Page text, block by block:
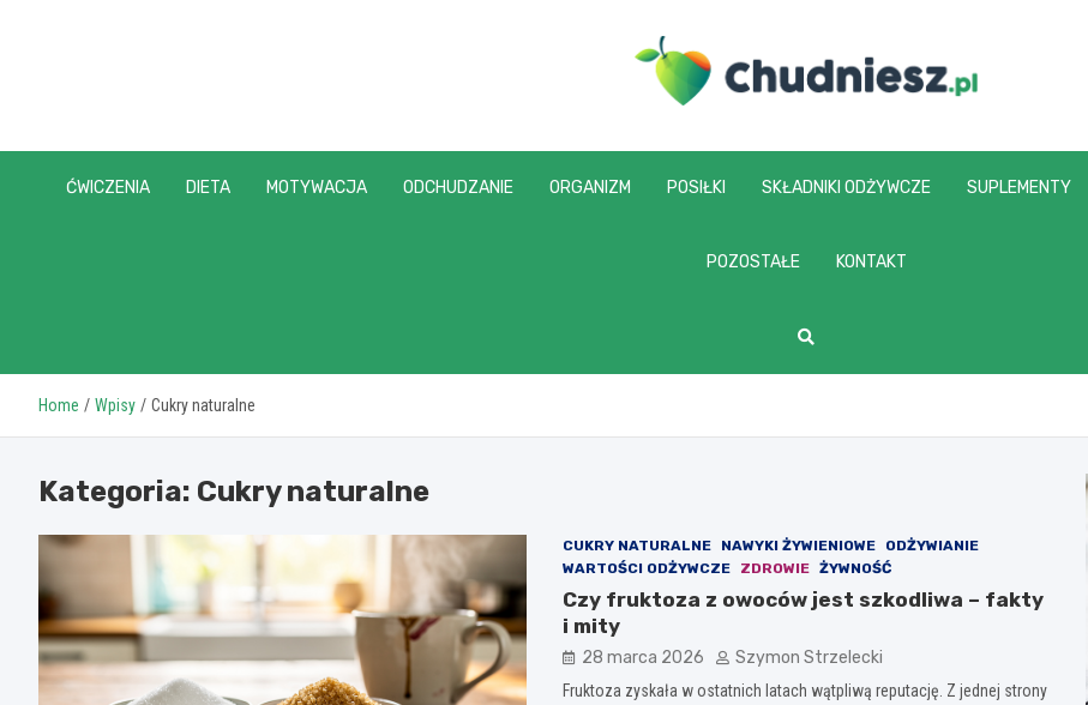
chudniesz.pl
ĆWICZENIA DIETA MOTYWACJA ODCHUDZANIE ORGANIZM POSIŁKI SKŁADNIKI ODŻYWCZE SUPLEMENTY
POZOSTAŁE KONTAKT
Home Wpisy Cukry naturalne
Kategoria: Cukry naturalne
CUKRY NATURALNE NAWYKI ŻYWIENIOWE
ODŻYWIANIE
WARTOŚCI ODŻYWCZE
ZDROWIE ŻYWNOŚĆ
Czy fruktoza z owoców jest szkodliwa – fakty
i mity
28 marca 2026 Szymon Strzelecki
Fruktoza zyskała w ostatnich latach wątpliwą reputację. Z jednej strony